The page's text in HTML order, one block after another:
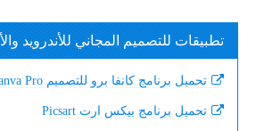
تطبيقات للتصميم المجاني للأندرويد
تحميل برنامج كانفا برو للتصميم Canva Pro
تحميل برنامج بيكس ارت Picsart